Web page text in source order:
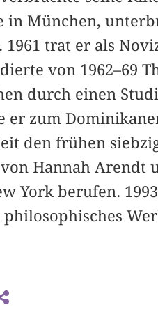
in München,
trat er als
von 1962–69
durch einen
er zum
den frühen
Hannah Arendt
York berufen.